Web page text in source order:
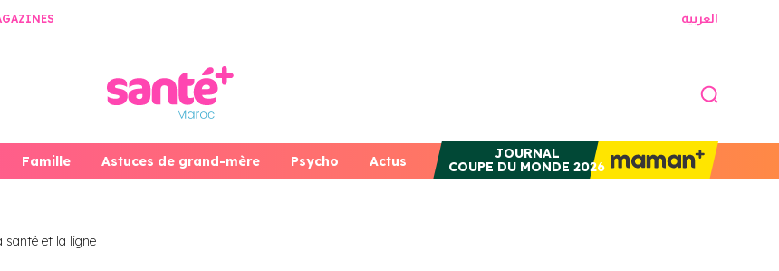
العربية
Famille Astuces de grand-mère Psycho Actus
JOURNAL
COUPE DU MONDE 2026
santé et la ligne !